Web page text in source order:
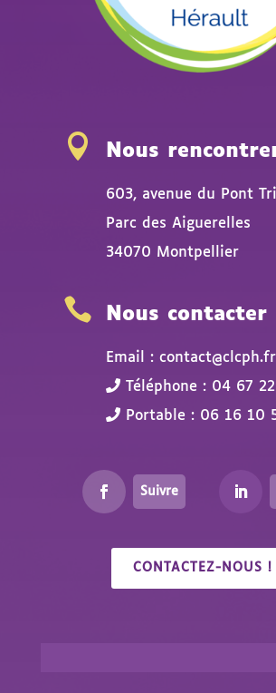
 Nous
603, avenue du Pont
Parc des Aiguerelles
34070 Montpellier
 Nous contacter
Email : contact@clcph.fr
Téléphone : 04 67
Portable : 06 16 10
Suivre
CONTACTEZ-NOUS !